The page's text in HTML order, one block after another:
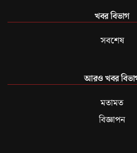
খবর বিভাগ
সবশেষ
আরও খবর
মতামত
বিজ্ঞাপন